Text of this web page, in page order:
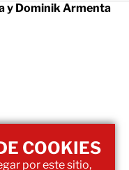
y Dominik Armenta
COOKIES
por este sitio,